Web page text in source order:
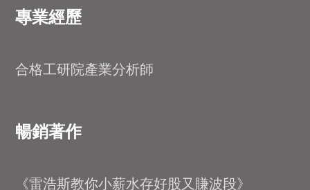
專業經歷
合格工研院產業分析師
暢銷著作
《雷浩斯教你小薪水存好股又賺波段》